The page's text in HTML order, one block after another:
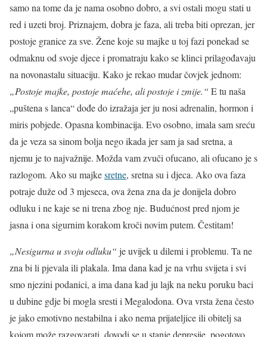
samo na tome da je nama osobno dobro, a svi ostali mogu stati u
red i uzeti broj. Priznajem, dobra je faza, ali treba biti oprezan, jer
postoje granice za sve. Žene koje su majke u toj fazi ponekad se
odmaknu od svoje djece i promatraju kako se klinci prilagođavaju
na novonastalu situaciju. Kako je rekao mudar čovjek jednom:
„Postoje majke, postoje maćehe, ali postoje i zmije.“ E tu naša
„puštena s lanca“ dođe do izražaja jer ju nosi adrenalin, hormon i
miris pobjede. Opasna kombinacija. Evo osobno, imala sam sreću
da je veza sa sinom bolja nego ikada jer sam ja sad sretna, a
njemu je to najvažnije. Možda vam zvuči ofucano, ali ofucano je s
razlogom. Ako su majkesretne, sretna su i djeca. Ako ova faza
potraje duže od 3 mjeseca, ova žena zna da je donijela dobro
odluku i ne kaje se ni trena zbog nje. Budućnost pred njom je
jasna i ona sigurnim korakom kroči novim putem. Čestitam!
„Nesigurna u svoju odluku“ je uvijek u dilemi i problemu. Ta ne
zna bi li pjevala ili plakala. Ima dana kad je na vrhu svijeta i svi
smo njezini podanici, a ima dana kad ju lajk na neku poruku baci
u dubine gdje bi mogla sresti i Megalodona. Ova vrsta žena često
je jako emotivno nestabilna i ako nema prijateljice ili obitelj sa
kojom može razgovarati, dovodi se u stanje depresije, pogotovo